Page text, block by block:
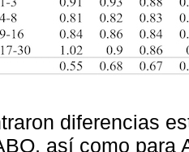
diferencias
así como para